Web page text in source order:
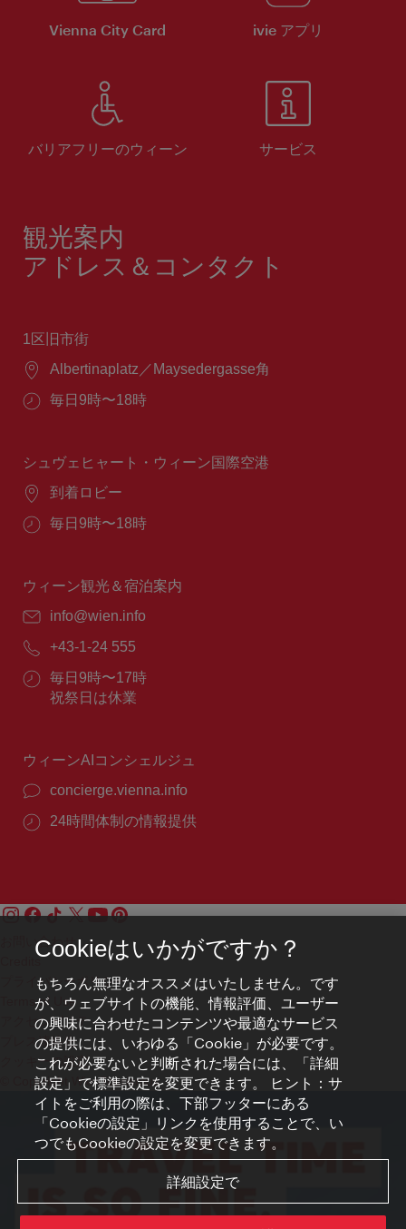
Vienna City Card ivie アプリ
バリアフリーのウィーン サービス
観光案内
アドレス＆コンタクト
1区旧市街
場
Albertinaplatz／Maysedergasse角
営
間：
毎日9時〜18時
シュヴェヒャート・ウィーン国際空港
場
到着ロビー
営
間：
毎日9時〜18時
ウィーン観光＆宿泊案内
E
ー
ル：
info@wien.info
電
番
号：
+43-1-24 555
営
業
毎日9時〜17時
祝祭日は休業
ウィーンAIコンシェルジュ
concierge.vienna.info
24時間体制の情報提供
お問い合わせ
Credits
プライバシーポリシー
Terms of Use
アクセシビリティ
プレス連絡先
クッキーの設定
© Copyright WienTourismus
Cookieはいかがですか？
もちろん無理なオススメはいたしません。です
が、ウェブサイトの機能、情報評価、ユーザー
の興味に合わせたコンテンツや最適なサービス
の提供には、いわゆる「Cookie」が必要です。
これが必要ないと判断された場合には、「詳細
設定」で標準設定を変更できます。 ヒント：サ
イトをご利用の際は、下部フッターにある
「Cookieの設定」リンクを使用することで、い
つでもCookieの設定を変更できます。
詳細設定で